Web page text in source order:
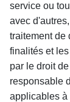
service ou
avec
traitement de
finalités et
par le droit
responsable
applicables à